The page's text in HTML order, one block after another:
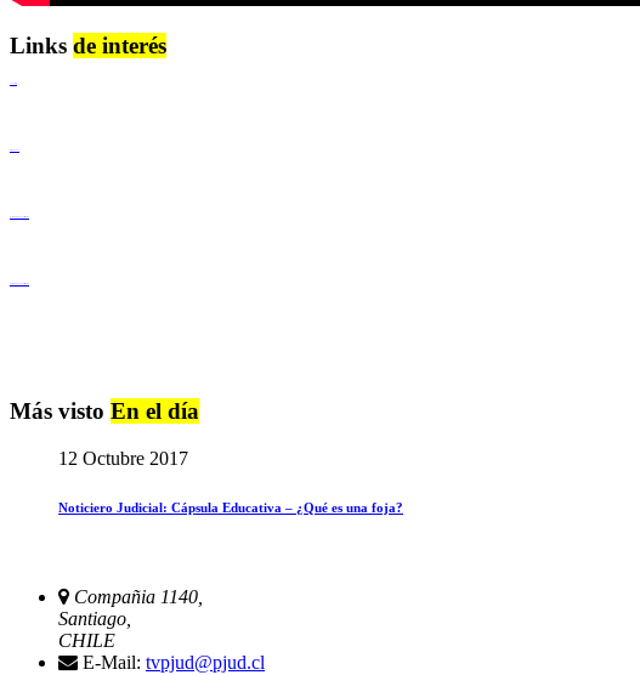
Links de interés
Más visto En el día
12 Octubre 2017
Noticiero Judicial: Cápsula Educativa – ¿Qué es una foja?
Compañia 1140,
Santiago,
CHILE
E-Mail: tvpjud@pjud.cl